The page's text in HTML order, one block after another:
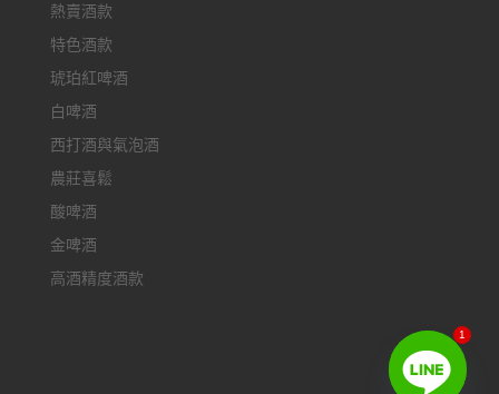
熱賣酒款
特色酒款
琥珀紅啤酒
白啤酒
西打酒與氣泡酒
農莊喜鬆
酸啤酒
金啤酒
高酒精度酒款
1